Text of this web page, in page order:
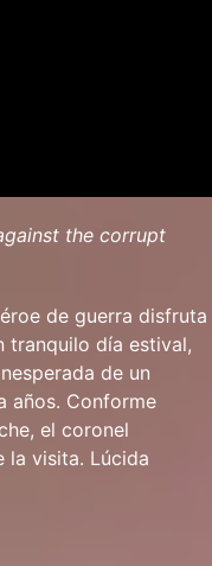
the corrupt
de guerra disfruta
tranquilo día estival,
de un
años. Conforme
el coronel
la visita. Lúcida